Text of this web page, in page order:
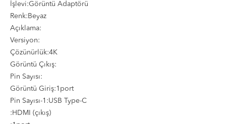
İşlevi:Görüntü Adaptörü
Renk:Beyaz
Açıklama:
Versiyon:
Çözünürlük:4K
Görüntü Çıkış:
Pin Sayısı:
Görüntü Giriş:1port
Pin Sayısı-1:USB Type-C
:HDMI (çıkış)